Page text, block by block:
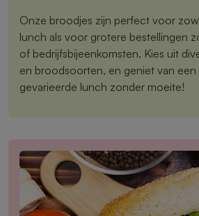
Onze broodjes zijn perfect voor
lunch als voor grotere bestellingen
of bedrijfsbijeenkomsten. Kies uit
en broodsoorten, en geniet van een
gevarieerde lunch zonder moeite!